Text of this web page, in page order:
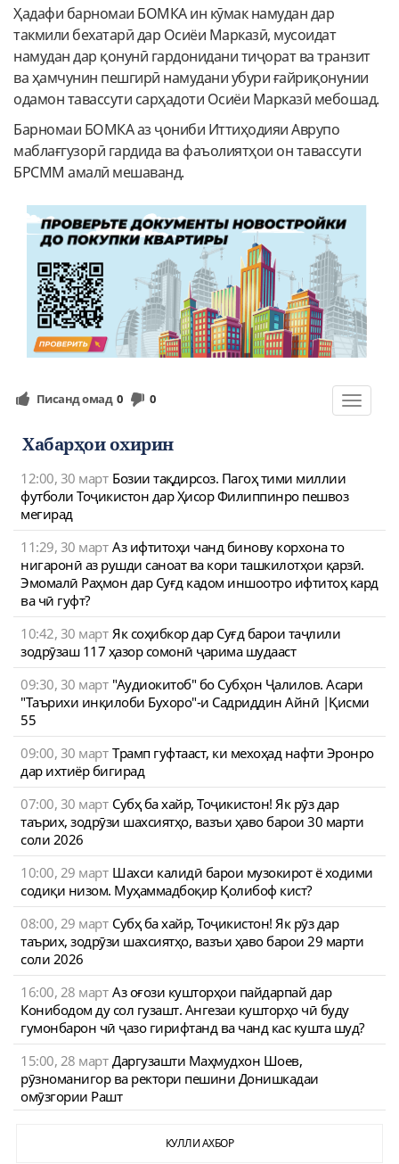
Ҳадафи барномаи БОМКА ин кӯмак намудан дар
такмили бехатарӣ дар Осиёи Марказӣ, мусоидат
намудан дар қонунӣ гардонидани тиҷорат ва транзит
ва ҳамчунин пешгирӣ намудани убури ғайриқонунии
одамон тавассути сарҳадоти Осиёи Марказӣ мебошад.
Барномаи БОМКA аз ҷониби Иттиҳодияи Аврупо
маблағгузорӣ гардида ва фаъолиятҳои он тавассути
БРСММ амалӣ мешаванд.
Toggle
Писанд омад 0 0
Хабарҳои охирин
12:00, 30 март Бозии тақдирсоз. Пагоҳ тими миллии
футболи Тоҷикистон дар Ҳисор Филиппинро пешвоз
мегирад
11:29, 30 март Аз ифтитоҳи чанд бинову корхона то
нигаронӣ аз рушди саноат ва кори ташкилотҳои қарзӣ.
Эмомалӣ Раҳмон дар Суғд кадом иншоотро ифтитоҳ кард
ва чӣ гуфт?
10:42, 30 март Як соҳибкор дар Суғд барои таҷлили
зодрӯзаш 117 ҳазор сомонӣ ҷарима шудааст
09:30, 30 март "Аудиокитоб" бо Субҳон Ҷалилов. Асари
"Таърихи инқилоби Бухоро"-и Садриддин Айнӣ |Қисми
55
09:00, 30 март Трамп гуфтааст, ки мехоҳад нафти Эронро
дар ихтиёр бигирад
07:00, 30 март Субҳ ба хайр, Тоҷикистон! Як рӯз дар
таърих, зодрӯзи шахсиятҳо, вазъи ҳаво барои 30 марти
соли 2026
10:00, 29 март Шахси калидӣ барои музокирот ё ходими
содиқи низом. Муҳаммадбоқир Қолибоф кист?
08:00, 29 март Субҳ ба хайр, Тоҷикистон! Як рӯз дар
таърих, зодрӯзи шахсиятҳо, вазъи ҳаво барои 29 марти
соли 2026
16:00, 28 март Аз оғози кушторҳои пайдарпай дар
Конибодом ду сол гузашт. Ангезаи кушторҳо чӣ буду
гумонбарон чӣ ҷазо гирифтанд ва чанд кас кушта шуд?
15:00, 28 март Даргузашти Маҳмудхон Шоев,
рӯзноманигор ва ректори пешини Донишкадаи
омӯзгории Рашт
КУЛЛИ АХБОР